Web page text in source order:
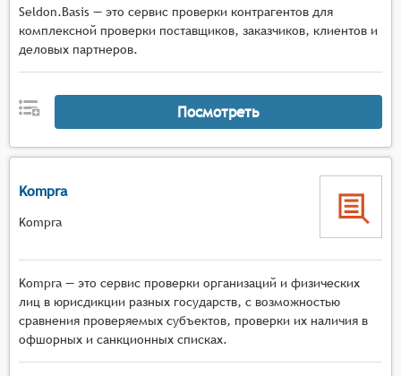
Seldon.Basis — это сервис проверки контрагентов для
комплексной проверки поставщиков, заказчиков, клиентов и
деловых партнеров.
Посмотреть
Kompra
Kompra
Kompra — это сервис проверки организаций и физических
лиц в юрисдикции разных государств, с возможностью
сравнения проверяемых субъектов, проверки их наличия в
офшорных и санкционных списках.